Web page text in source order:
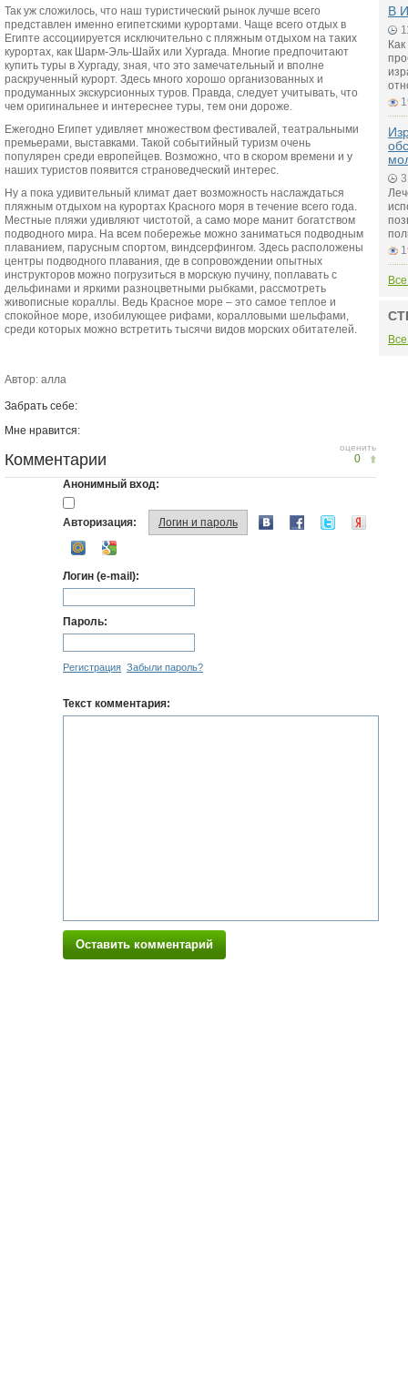
Так уж сложилось, что наш туристический рынок лучше всего
представлен именно египетскими курортами. Чаще всего отдых в
Египте ассоциируется исключительно с пляжным отдыхом на таких
курортах, как Шарм-Эль-Шайх или Хургада. Многие предпочитают
купить туры в Хургаду, зная, что это замечательный и вполне
раскрученный курорт. Здесь много хорошо организованных и
продуманных экскурсионных туров. Правда, следует учитывать, что
чем оригинальнее и интереснее туры, тем они дороже.
Ежегодно Египет удивляет множеством фестивалей, театральными
премьерами, выставками. Такой событийный туризм очень
популярен среди европейцев. Возможно, что в скором времени и у
наших туристов появится страноведческий интерес.
Ну а пока удивительный климат дает возможность наслаждаться
пляжным отдыхом на курортах Красного моря в течение всего года.
Местные пляжи удивляют чистотой, а само море манит богатством
подводного мира. На всем побережье можно заниматься подводным
плаванием, парусным спортом, виндсерфингом. Здесь расположены
центры подводного плавания, где в сопровождении опытных
инструкторов можно погрузиться в морскую пучину, поплавать с
дельфинами и яркими разноцветными рыбками, рассмотреть
живописные кораллы. Ведь Красное море – это самое теплое и
спокойное море, изобилующее рифами, коралловыми шельфами,
среди которых можно встретить тысячи видов морских обитателей.
Автор: алла
Забрать себе:
Мне нравится:
оценить
0
Комментарии
Анонимный вход:
Авторизация: Логин и пароль
Логин (e-mail):
Пароль:
Регистрация Забыли пароль?
Текст комментария:
Оставить комментарий
В